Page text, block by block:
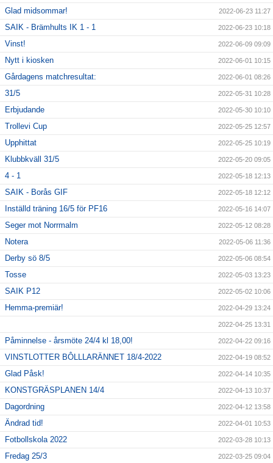
Glad midsommar! 2022-06-23 11:27
SAIK - Brämhults IK 1 - 1 2022-06-23 10:18
Vinst! 2022-06-09 09:09
Nytt i kiosken 2022-06-01 10:15
Gårdagens matchresultat: 2022-06-01 08:26
31/5 2022-05-31 10:28
Erbjudande 2022-05-30 10:10
Trollevi Cup 2022-05-25 12:57
Upphittat 2022-05-25 10:19
Klubbkväll 31/5 2022-05-20 09:05
4 - 1 2022-05-18 12:13
SAIK - Borås GIF 2022-05-18 12:12
Inställd träning 16/5 för PF16 2022-05-16 14:07
Seger mot Norrmalm 2022-05-12 08:28
Notera 2022-05-06 11:36
Derby sö 8/5 2022-05-06 08:54
Tosse 2022-05-03 13:23
SAIK P12 2022-05-02 10:06
Hemma-premiär! 2022-04-29 13:24
2022-04-25 13:31
Påminnelse - årsmöte 24/4 kl 18,00! 2022-04-22 09:16
VINSTLOTTER BÔLLLARÄNNET 18/4-2022 2022-04-19 08:52
Glad Påsk! 2022-04-14 10:35
KONSTGRÄSPLANEN 14/4 2022-04-13 10:37
Dagordning 2022-04-12 13:58
Ändrad tid! 2022-04-01 10:53
Fotbollskola 2022 2022-03-28 10:13
Fredag 25/3 2022-03-25 09:04